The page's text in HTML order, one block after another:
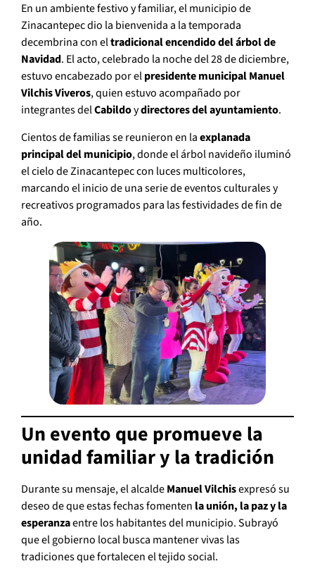
En un ambiente festivo y familiar, el municipio de
Zinacantepec dio la bienvenida a la temporada
decembrina con eltradicional encendido del árbol de
Navidad. El acto, celebrado la noche del 28 de diciembre,
estuvo encabezado por elpresidente municipal Manuel
Vilchis Viveros, quien estuvo acompañado por
integrantes delCabildoydirectores del ayuntamiento.
Cientos de familias se reunieron en laexplanada
principal del municipio, donde el árbol navideño iluminó
el cielo de Zinacantepec con luces multicolores,
marcando el inicio de una serie de eventos culturales y
recreativos programados para las festividades de fin de
año.
Un evento que promueve la
unidad familiar y la tradición
Durante su mensaje, el alcaldeManuel Vilchisexpresó su
deseo de que estas fechas fomenten la unión, la paz y la
esperanzaentre los habitantes del municipio. Subrayó
que el gobierno local busca mantener vivas las
tradiciones que fortalecen el tejido social.